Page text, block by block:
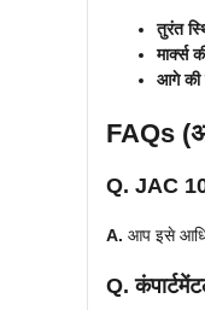
तुरंत
मार्क्स
आगे की
FAQs
Q. JAC
A. आप इसे
Q.